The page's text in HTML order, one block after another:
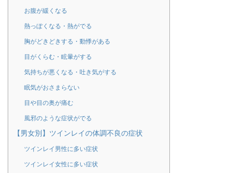
お腹が緩くなる
熱っぽくなる・熱がでる
胸がどきどきする・動悸がある
目がくらむ・眩暈がする
気持ちが悪くなる・吐き気がする
眠気がおさまらない
目や目の奥が痛む
風邪のような症状がでる
【男女別】ツインレイの体調不良の症状
ツインレイ男性に多い症状
ツインレイ女性に多い症状